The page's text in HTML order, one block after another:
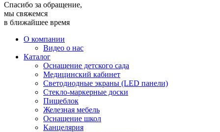
Спасибо за обращение,
мы свяжемся
в ближайшее время
О компании
Видео о нас
Каталог
Оснащение детского сада
Медицинский кабинет
Светодиодные экраны (LED панели)
Стекло-маркерные доски
Пищеблок
Железная мебель
Оснащение школ
Канцелярия